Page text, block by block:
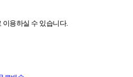
용하실 수 있습니다.